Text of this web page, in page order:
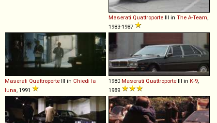
Maserati Quattroporte III in The A-Team,
1983-1987
Maserati Quattroporte III in Chiedi la
luna, 1991
1980 Maserati Quattroporte III in K-9,
1989